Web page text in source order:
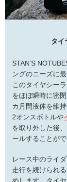
タイ
STAN’S
ングのニーズに
このタイヤシー
をほぼ瞬時に密
カ月間液体を維
2オンスボトルや
を取り外した後
ールすることがで
レース中のライ
走行を続けられ